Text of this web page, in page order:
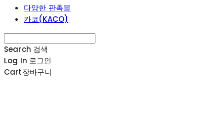
다양한 판촉물
카코(KACO)
Search 검색
Log In 로그인
Cart장바구니